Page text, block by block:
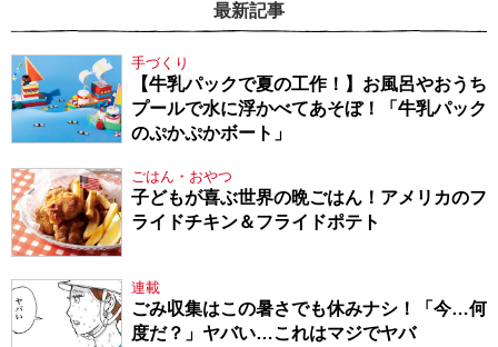
最新記事
手づくり
【牛乳パックで夏の工作！】お風呂やおうち
プールで水に浮かべてあそぼ！「牛乳パック
のぷかぷかボート」
ごはん・おやつ
子どもが喜ぶ世界の晩ごはん！アメリカのフ
ライドチキン＆フライドポテト
連載
ごみ収集はこの暑さでも休みナシ！「今…何
度だ？」ヤバい…これはマジでヤバ